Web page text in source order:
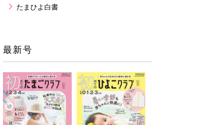
たまひよ白書
最新号